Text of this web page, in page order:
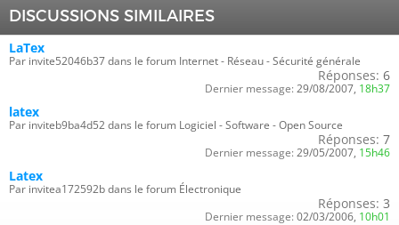
DISCUSSIONS SIMILAIRES
LaTex
Par invite52046b37 dans le forum Internet - Réseau - Sécurité générale
Réponses: 6
Dernier message: 29/08/2007, 18h37
latex
Par inviteb9ba4d52 dans le forum Logiciel - Software - Open Source
Réponses: 7
Dernier message: 29/05/2007, 15h46
Latex
Par invitea172592b dans le forum Électronique
Réponses: 3
Dernier message: 02/03/2006, 10h01